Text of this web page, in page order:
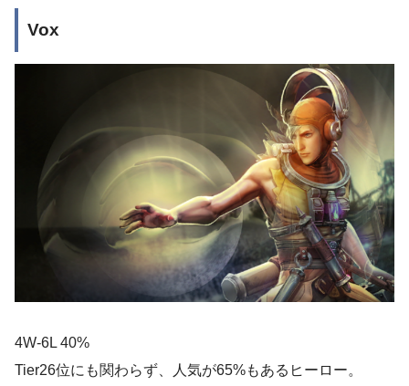
Vox
4W-6L 40%
Tier26位にも関わらず、人気が65%もあるヒーロー。